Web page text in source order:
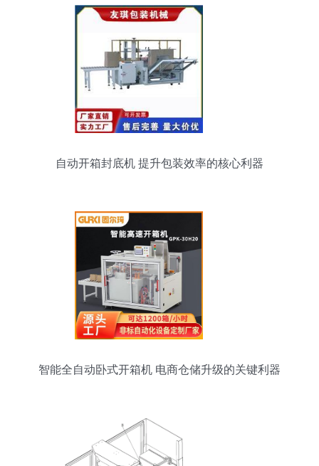
自动开箱封底机 提升包装效率的核心利器
智能全自动卧式开箱机 电商仓储升级的关键利器